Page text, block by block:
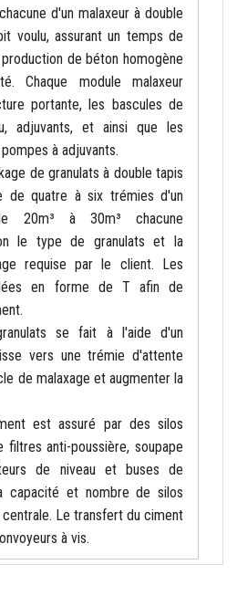
d'un malaxeur à double
voulu, assurant un temps de
de béton homogène
Chaque module malaxeur
portante, les bascules de
adjuvants, et ainsi que les
à adjuvants.
de granulats à double tapis
de quatre à six trémies d'un
20m³ à 30m³ chacune
le type de granulats et la
requise par le client. Les
en forme de T afin de
se fait à l'aide d'un
vers une trémie d'attente
de malaxage et augmenter la
est assuré par des silos
filtres anti-poussière, soupape
de niveau et buses de
capacité et nombre de silos
Le transfert du ciment
à vis.